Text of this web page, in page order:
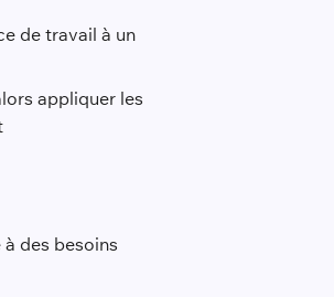
de travail à un
appliquer les
des besoins